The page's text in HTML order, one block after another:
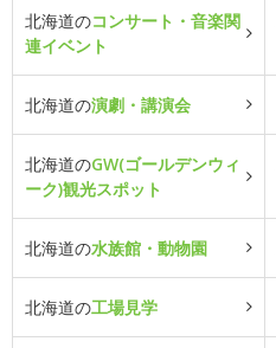
北海道のコンサート・音楽関
連イベント
北海道の演劇・講演会
北海道のGW(ゴールデンウィ
ーク)観光スポット
北海道の水族館・動物園
北海道の工場見学